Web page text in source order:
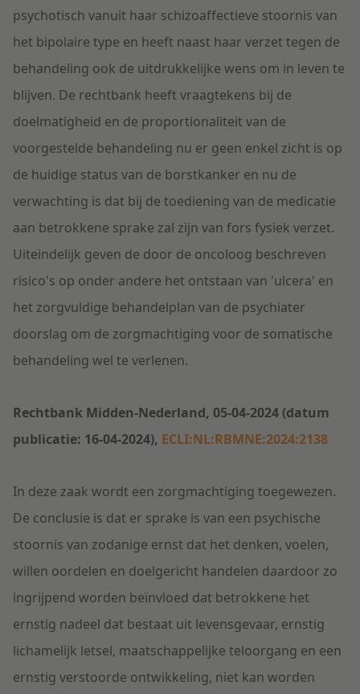
psychotisch vanuit haar schizoaffectieve stoornis van
het bipolaire type en heeft naast haar verzet tegen de
behandeling ook de uitdrukkelijke wens om in leven te
blijven. De rechtbank heeft vraagtekens bij de
doelmatigheid en de proportionaliteit van de
voorgestelde behandeling nu er geen enkel zicht is op
de huidige status van de borstkanker en nu de
verwachting is dat bij de toediening van de medicatie
aan betrokkene sprake zal zijn van fors fysiek verzet.
Uiteindelijk geven de door de oncoloog beschreven
risico's op onder andere het ontstaan van 'ulcera' en
het zorgvuldige behandelplan van de psychiater
doorslag om de zorgmachtiging voor de somatische
behandeling wel te verlenen.
Rechtbank Midden-Nederland, 05-04-2024 (datum
publicatie: 16-04-2024), ECLI:NL:RBMNE:2024:2138
In deze zaak wordt een zorgmachtiging toegewezen.
De conclusie is dat er sprake is van een psychische
stoornis van zodanige ernst dat het denken, voelen,
willen oordelen en doelgericht handelen daardoor zo
ingrijpend worden beïnvloed dat betrokkene het
ernstig nadeel dat bestaat uit levensgevaar, ernstig
lichamelijk letsel, maatschappelijke teloorgang en een
ernstig verstoorde ontwikkeling, niet kan worden